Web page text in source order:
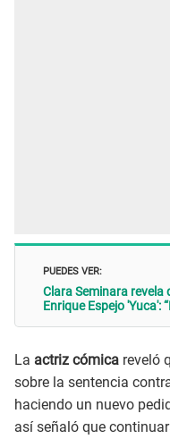
PUEDES VER:
Clara Seminara revela
Enrique Espejo 'Yuca':
La actriz cómica reveló
sobre la sentencia
haciendo un nuevo
así señaló que